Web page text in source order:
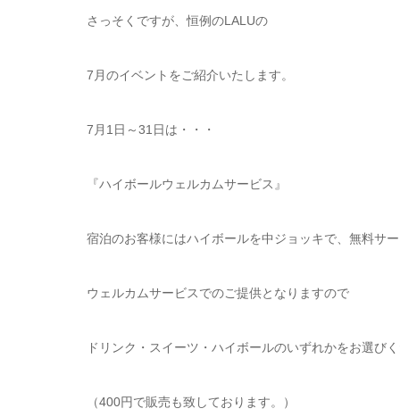
さっそくですが、恒例のLALUの
7月のイベントをご紹介いたします。
7月1日～31日は・・・
『ハイボールウェルカムサービス』
宿泊のお客様にはハイボールを中ジョッキで、無料サ
ウェルカムサービスでのご提供となりますので
ドリンク・スイーツ・ハイボールのいずれかをお選びく
（400円で販売も致しております。）